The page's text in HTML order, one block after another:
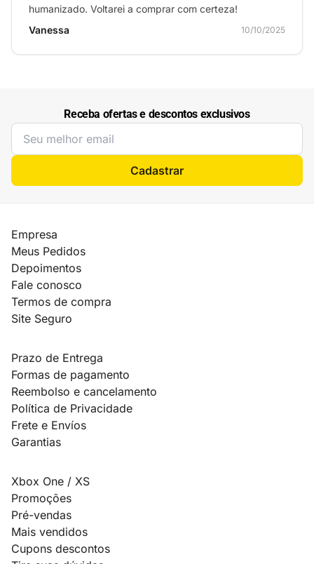
humanizado. Voltarei a comprar com certeza!
Vanessa
10/10/2025
Receba ofertas e descontos exclusivos
Cadastrar
Empresa
Meus Pedidos
Depoimentos
Fale conosco
Termos de compra
Site Seguro
Prazo de Entrega
Formas de pagamento
Reembolso e cancelamento
Política de Privacidade
Frete e Envíos
Garantias
Xbox One / XS
Promoções
Pré-vendas
Mais vendidos
Cupons descontos